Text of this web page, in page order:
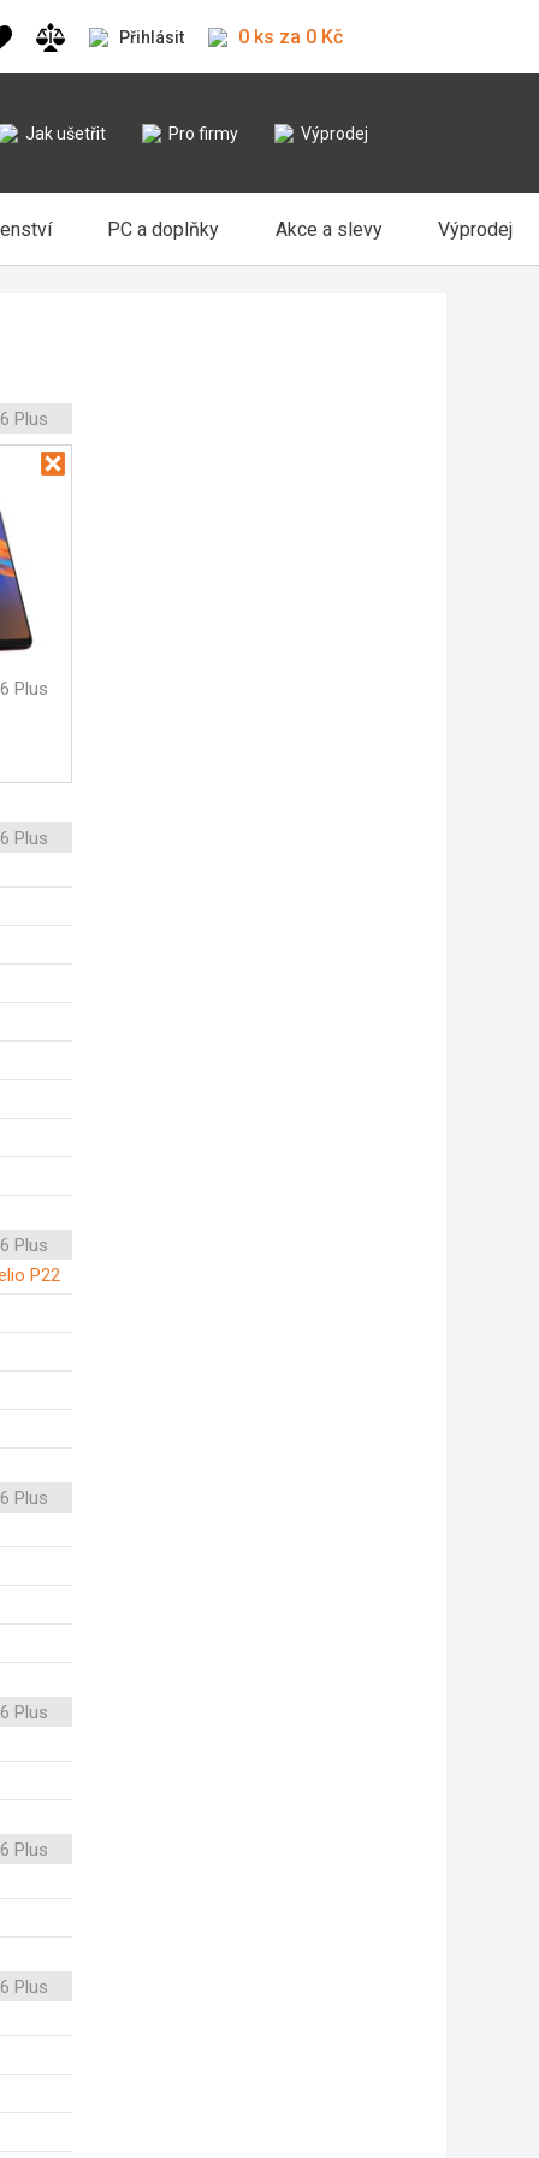
Přihlásit 0 ks za 0 Kč
Jak ušetřit Pro firmy Výprodej
PC a doplňky Akce a slevy Výprodej
Plus
Plus
Plus
Plus
P22
Plus
Plus
Plus
Plus